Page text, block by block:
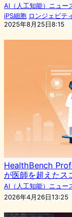
AI（人工知能）ニュー
iPS細胞 ロンジェビテ
2025年8月25日8:15
HealthBench
が医師を超えたス
AI（人工知能）ニュー
2026年4月26日13:25